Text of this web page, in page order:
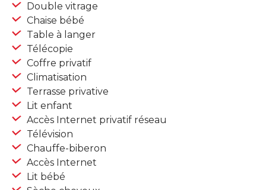
Double vitrage
Chaise bébé
Table à langer
Télécopie
Coffre privatif
Climatisation
Terrasse privative
Lit enfant
Accès Internet privatif réseau
Télévision
Chauffe-biberon
Accès Internet
Lit bébé